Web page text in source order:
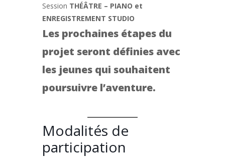
Session THÉÂTRE – PIANO et
ENREGISTREMENT STUDIO
Les prochaines étapes du
projet seront définies avec
les jeunes qui souhaitent
poursuivre l’aventure.
Modalités de
participation